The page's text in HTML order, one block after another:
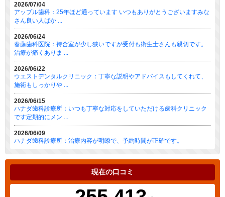
2026/07/04
アップル歯科：25年ほど通っています いつもありがとうございますみな
さん良い人ばか ...
2026/06/24
春藤歯科医院：待合室が少し狭いですが受付も衛生士さんも親切です。
治療が痛くありま ...
2026/06/22
ウエストデンタルクリニック：丁寧な説明やアドバイスもしてくれて、
施術もしっかりや ...
2026/06/15
ハナダ歯科診療所：いつも丁寧な対応をしていただける歯科クリニック
です定期的にメン ...
2026/06/09
ハナダ歯科診療所：治療内容が明瞭で、予約時間が正確です。
現在の口コミ